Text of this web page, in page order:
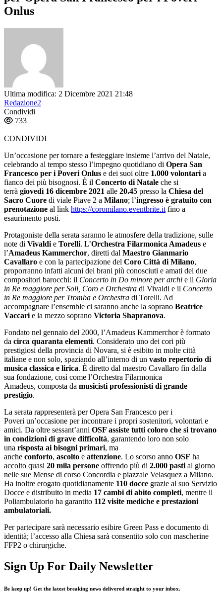
Onlus
Ultima modifica: 2 Dicembre 2021 21:48
Redazione2
Condividi
733
CONDIVIDI
Un’occasione per tornare a festeggiare insieme l’arrivo del Natale,
celebrando al tempo stesso l’impegno quotidiano di Opera San
Francesco per i Poveri Onlus e dei suoi oltre 1.000 volontari a
fianco dei più bisognosi. È il Concerto di Natale che si
terrà giovedì 16 dicembre 2021 alle 20.45 presso la Chiesa del
Sacro Cuore di viale Piave 2 a Milano; l’ingresso è gratuito con
prenotazione al link https://coromilano.eventbrite.it fino a
esaurimento posti.
Protagoniste della serata saranno le atmosfere della tradizione, sulle
note di Vivaldi e Torelli. L’Orchestra Filarmonica Amadeus e
l’Amadeus Kammerchor, diretti dal Maestro Gianmario
Cavallaro e con la partecipazione del Coro Città di Milano,
proporranno infatti alcuni dei brani più conosciuti e amati dei due
compositori barocchi: il Concerto in Do minore per archi e il Gloria
in Re maggiore per Soli, Coro e Orchestra di Vivaldi e il Concerto
in Re maggiore per Tromba e Orchestra di Torelli. Ad
accompagnare l’ensemble ci saranno anche la soprano Beatrice
Vaccari e la mezzo soprano Victoria Shapranova.
Fondato nel gennaio del 2000, l’Amadeus Kammerchor è formato
da circa quaranta elementi. Considerato uno dei cori più
prestigiosi della provincia di Novara, si è esibito in molte città
italiane e non solo, spaziando all’interno di un vasto repertorio di
musica classica e lirica. È diretto dal maestro Cavallaro fin dalla
sua fondazione, così come l’Orchestra Filarmonica
Amadeus, composta da musicisti professionisti di grande
prestigio.
La serata rappresenterà per Opera San Francesco per i
Poveri un’occasione per incontrare i propri sostenitori, volontari e
amici. Da oltre sessant’anni OSF assiste tutti coloro che si trovano
in condizioni di grave difficoltà, garantendo loro non solo
una risposta ai bisogni primari, ma
anche conforto, ascolto e attenzione. Lo scorso anno OSF ha
accolto quasi 20 mila persone offrendo più di 2.000 pasti al giorno
nelle sue Mense di corso Concordia e piazzale Velasquez a Milano.
Ha inoltre erogato quotidianamente 110 docce grazie al suo Servizio
Docce e distribuito in media 17 cambi di abito completi, mentre il
Poliambulatorio ha garantito 112 visite mediche e prestazioni
ambulatoriali.
Per partecipare sarà necessario esibire Green Pass e documento di
identità; l’accesso alla Chiesa sarà consentito solo con mascherine
FFP2 o chirurgiche.
Sign Up For Daily Newsletter
Be keep up! Get the latest breaking news delivered straight to your inbox.